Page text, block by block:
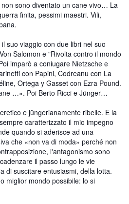
sono diventato un cane vivo… La
finita, pessimi maestri. Vili,
il suo viaggio con due libri nel suo
Salomon e "Rivolta contro il mondo
imparò a coniugare Nietzsche e
con Papini, Codreanu con La
Ortega y Gasset con Ezra Pound.
…». Poi Berto Ricci e Jünger…
eretico e jüngerianamente ribelle. E la
caratterizzato il mio impegno
quando si aderisce ad una
che «non va di moda» perché non
l'antagonismo sono
il passo lungo le vie
di suscitare entusiasmi, della lotta.
miglior mondo possibile: lo si